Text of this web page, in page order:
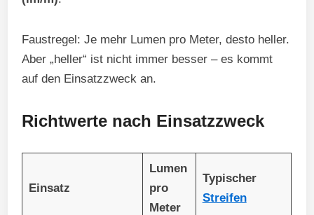
Faustregel: Je mehr Lumen pro Meter, desto heller.
Aber „heller“ ist nicht immer besser – es kommt
auf den Einsatzzweck an.
Richtwerte nach Einsatzzweck
Einsatz
Lumen
pro
Meter
Typischer
Streifen